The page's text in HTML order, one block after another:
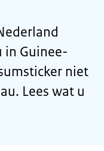
in Guinee-
niet
Lees wat u